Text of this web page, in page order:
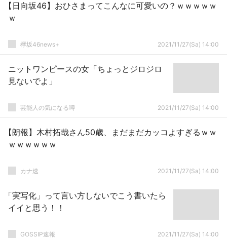
【日向坂46】おひさまってこんなに可愛いの？ｗｗｗｗｗ
ｗ
欅坂46news+ 2021/11/27(Sa) 14:00
ニットワンピースの女「ちょっとジロジロ
見ないでよ」
芸能人の気になる噂 2021/11/27(Sa) 14:00
【朗報】木村拓哉さん50歳、まだまだカッコよすぎるｗｗ
ｗｗｗｗｗｗ
カナ速 2021/11/27(Sa) 14:00
「実写化」って言い方しないでこう書いたら
イイと思う！！
GOSSIP速報 2021/11/27(Sa) 14:00